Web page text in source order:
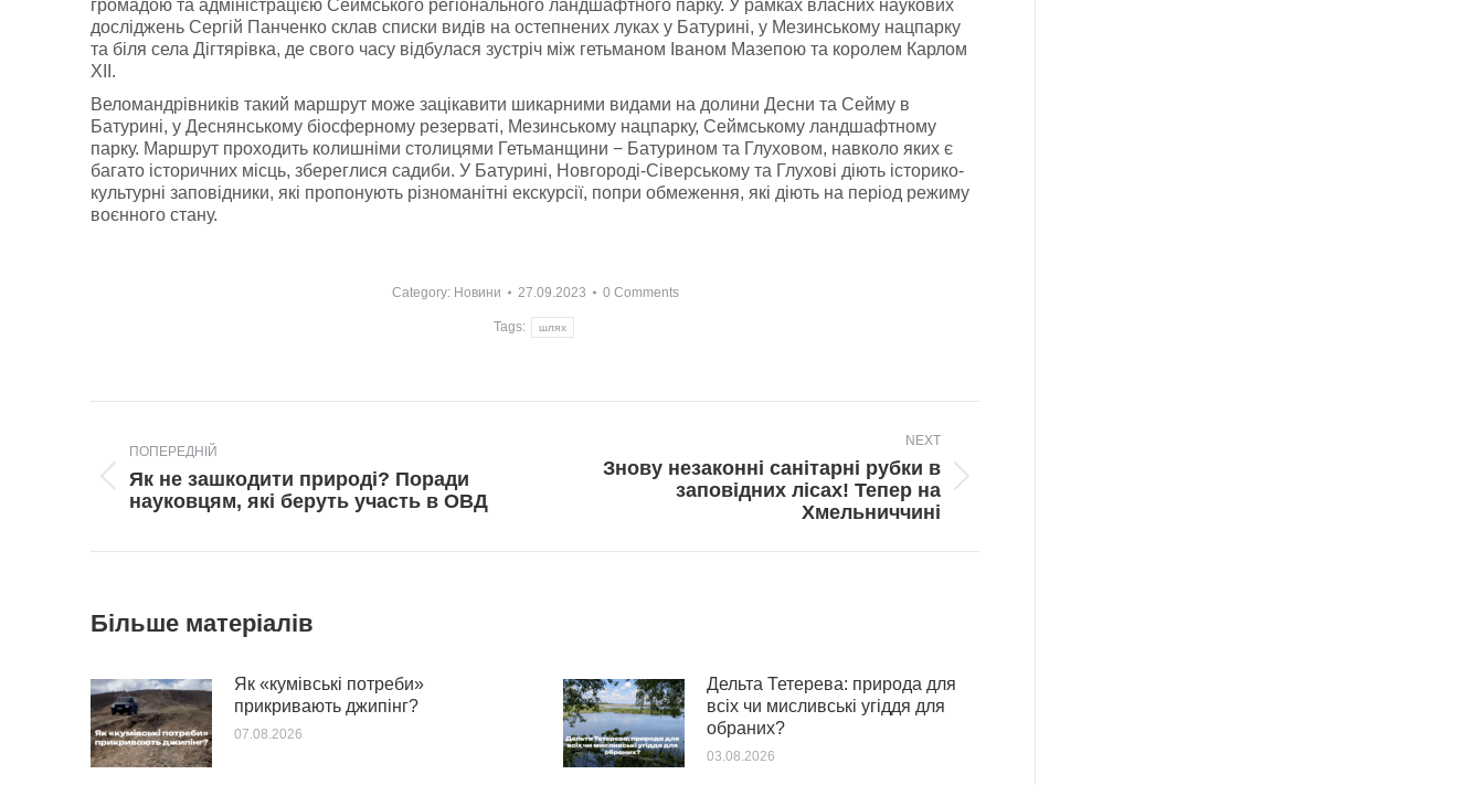
громадою та адміністрацією Сеймського регіонального ландшафтного парку. У рамках власних наукових
досліджень Сергій Панченко склав списки видів на остепнених луках у Батурині, у Мезинському нацпарку
та біля села Дігтярівка, де свого часу відбулася зустріч між гетьманом Іваном Мазепою та королем Карлом
ХІІ.
Веломандрівників такий маршрут може зацікавити шикарними видами на долини Десни та Сейму в
Батурині, у Деснянському біосферному резерваті, Мезинському нацпарку, Сеймському ландшафтному
парку. Маршрут проходить колишніми столицями Гетьманщини − Батурином та Глуховом, навколо яких є
багато історичних місць, збереглися садиби. У Батурині, Новгороді-Сіверському та Глухові діють історико-
культурні заповідники, які пропонують різноманітні екскурсії, попри обмеження, які діють на період режиму
воєнного стану.
Category: Новини 27.09.2023 0 Comments
Tags: шлях
navigation
ПОПЕРЕДНІЙ
Попередній
пост:
Як не зашкодити природі? Поради
науковцям, які беруть участь в ОВД
NEXT
Знову незаконні санітарні рубки в
заповідних лісах! Тепер на
Хмельниччині
Більше матеріалів
Як «кумівські потреби»
прикривають джипінг?
07.08.2026
Дельта Тетерева: природа для
всіх чи мисливські угіддя для
обраних?
03.08.2026